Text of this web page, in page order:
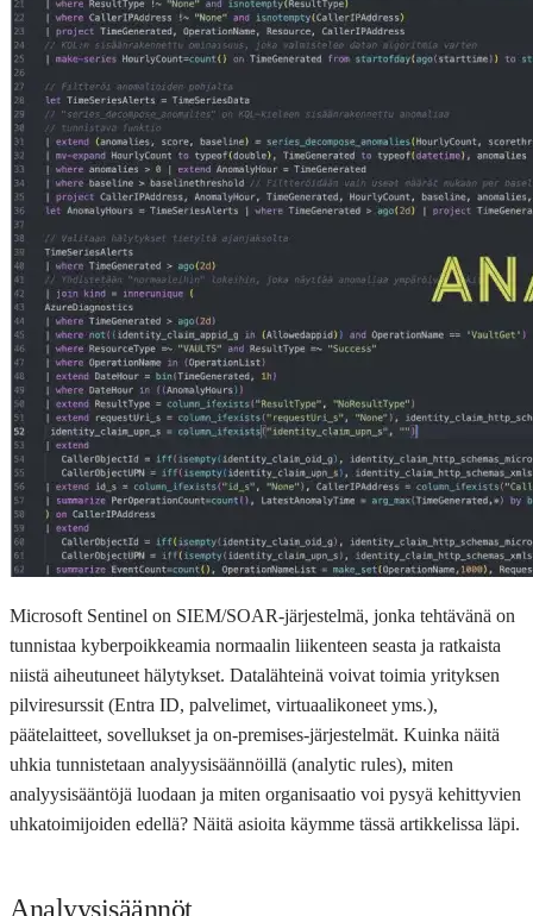
Microsoft Sentinel on SIEM/SOAR-järjestelmä, jonka tehtävänä on
tunnistaa kyberpoikkeamia normaalin liikenteen seasta ja ratkaista
niistä aiheutuneet hälytykset. Datalähteinä voivat toimia yrityksen
pilviresurssit (Entra ID, palvelimet, virtuaalikoneet yms.),
päätelaitteet, sovellukset ja on-premises-järjestelmät. Kuinka näitä
uhkia tunnistetaan analyysisäännöillä (analytic rules), miten
analyysisääntöjä luodaan ja miten organisaatio voi pysyä kehittyvien
uhkatoimijoiden edellä? Näitä asioita käymme tässä artikkelissa läpi.
Analyysisäännöt